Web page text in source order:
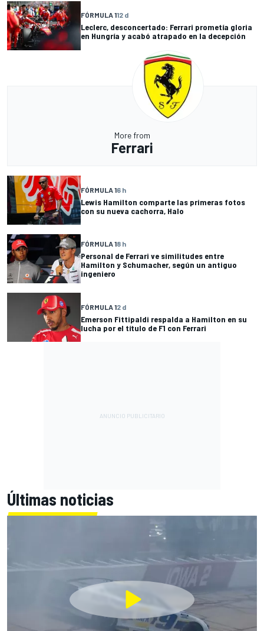
FÓRMULA 112 d
Leclerc, desconcertado: Ferrari prometía gloria
en Hungría y acabó atrapado en la decepción
More from
Ferrari
FÓRMULA 16 h
Lewis Hamilton comparte las primeras fotos
con su nueva cachorra, Halo
FÓRMULA 18 h
Personal de Ferrari ve similitudes entre
Hamilton y Schumacher, según un antiguo
ingeniero
FÓRMULA 12 d
Emerson Fittipaldi respalda a Hamilton en su
lucha por el título de F1 con Ferrari
Últimas noticias